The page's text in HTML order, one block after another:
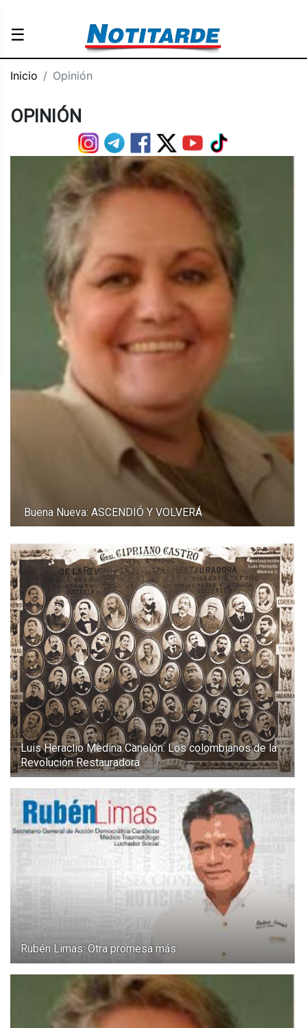
☰
Inicio Opinión
OPINIÓN
Buena Nueva: ASCENDIÓ Y VOLVERÁ
Luis Heraclio Medina Canelón: Los colombianos de la
Revolución Restauradora
Rubén Limas: Otra promesa más